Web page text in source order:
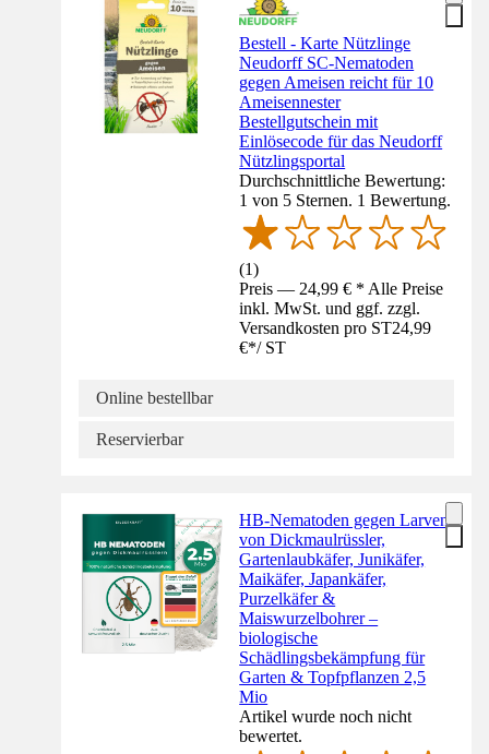
Bestell - Karte Nützlinge
Neudorff SC-Nematoden
gegen Ameisen reicht für 10
Ameisennester
Bestellgutschein mit
Einlösecode für das Neudorff
Nützlingsportal
Durchschnittliche Bewertung:
1 von 5 Sternen. 1 Bewertung.
(1)
Preis — 24,99 € * Alle Preise
inkl. MwSt. und ggf. zzgl.
Versandkosten pro ST24,99
€*/ ST
Online bestellbar
Reservierbar
HB-Nematoden gegen Larven
von Dickmaulrüssler,
Gartenlaubkäfer, Junikäfer,
Maikäfer, Japankäfer,
Purzelkäfer &
Maiswurzelbohrer –
biologische
Schädlingsbekämpfung für
Garten & Topfpflanzen 2,5
Mio
Artikel wurde noch nicht
bewertet.